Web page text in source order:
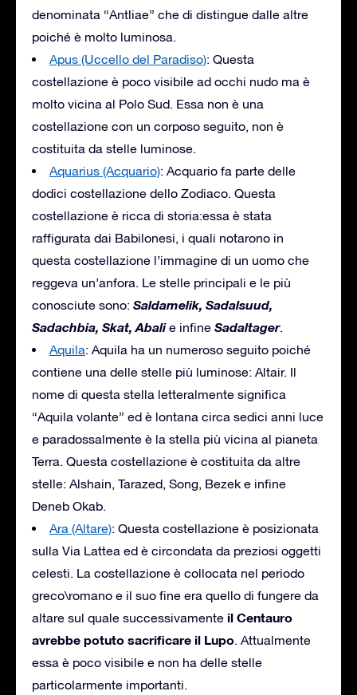
denominata “Antliae” che di distingue dalle altre
poiché è molto luminosa.
Apus (Uccello del Paradiso): Questa
costellazione è poco visibile ad occhi nudo ma è
molto vicina al Polo Sud. Essa non è una
costellazione con un corposo seguito, non è
costituita da stelle luminose.
Aquarius (Acquario): Acquario fa parte delle
dodici costellazione dello Zodiaco. Questa
costellazione è ricca di storia:essa è stata
raffigurata dai Babilonesi, i quali notarono in
questa costellazione l’immagine di un uomo che
reggeva un’anfora. Le stelle principali e le più
conosciute sono: Saldamelik, Sadalsuud,
Sadachbia, Skat, Abalie infine Sadaltager.
Aquila: Aquila ha un numeroso seguito poiché
contiene una delle stelle più luminose: Altair. Il
nome di questa stella letteralmente significa
“Aquila volante” ed è lontana circa sedici anni luce
e paradossalmente è la stella più vicina al pianeta
Terra. Questa costellazione è costituita da altre
stelle: Alshain, Tarazed, Song, Bezek e infine
Deneb Okab.
Ara (Altare): Questa costellazione è posizionata
sulla Via Lattea ed è circondata da preziosi oggetti
celesti. La costellazione è collocata nel periodo
greco\romano e il suo fine era quello di fungere da
altare sul quale successivamente il Centauro
avrebbe potuto sacrificare il Lupo. Attualmente
essa è poco visibile e non ha delle stelle
particolarmente importanti.